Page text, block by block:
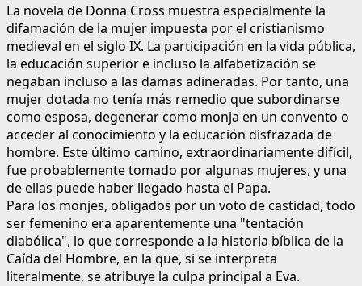
La novela de Donna Cross muestra especialmente la
difamación de la mujer impuesta por el cristianismo
medieval en el siglo IX. La participación en la vida pública,
la educación superior e incluso la alfabetización se
negaban incluso a las damas adineradas. Por tanto, una
mujer dotada no tenía más remedio que subordinarse
como esposa, degenerar como monja en un convento o
acceder al conocimiento y la educación disfrazada de
hombre. Este último camino, extraordinariamente difícil,
fue probablemente tomado por algunas mujeres, y una
de ellas puede haber llegado hasta el Papa.
Para los monjes, obligados por un voto de castidad, todo
ser femenino era aparentemente una "tentación
diabólica", lo que corresponde a la historia bíblica de la
Caída del Hombre, en la que, si se interpreta
literalmente, se atribuye la culpa principal a Eva.